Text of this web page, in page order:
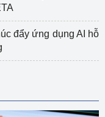
đẩy ứng dụng AI hỗ